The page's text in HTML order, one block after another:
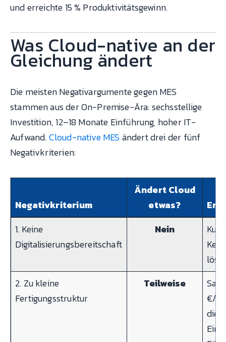
und erreichte 15 % Produktivitätsgewinn.
Was Cloud-native an der
Gleichung ändert
Die meisten Negativargumente gegen MES
stammen aus der On-Premise-Ära: sechsstellige
Investition, 12–18 Monate Einführung, hoher IT-
Aufwand.Cloud-native MESändert drei der fünf
Negativkriterien:
Negativkriterium
Ändert Cloud
etwas?
1. Keine
Digitalisierungsbereitschaft
Nein
löst
2. Zu kleine
Fertigungsstruktur
Teilweise
€/
die